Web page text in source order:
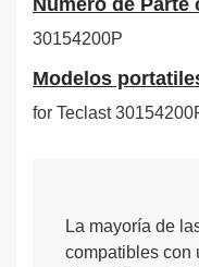
Número de Parte
30154200P
Modelos
for Teclast
La mayoría de
compatibles con